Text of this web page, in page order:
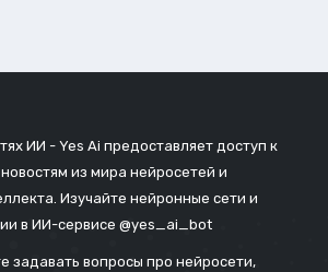
ИИ - Yes Ai предоставляет доступ к
из мира нейросетей и
Изучайте нейронные сети и
в ИИ-сервисе @yes_ai_bot
задавать вопросы про нейросети,